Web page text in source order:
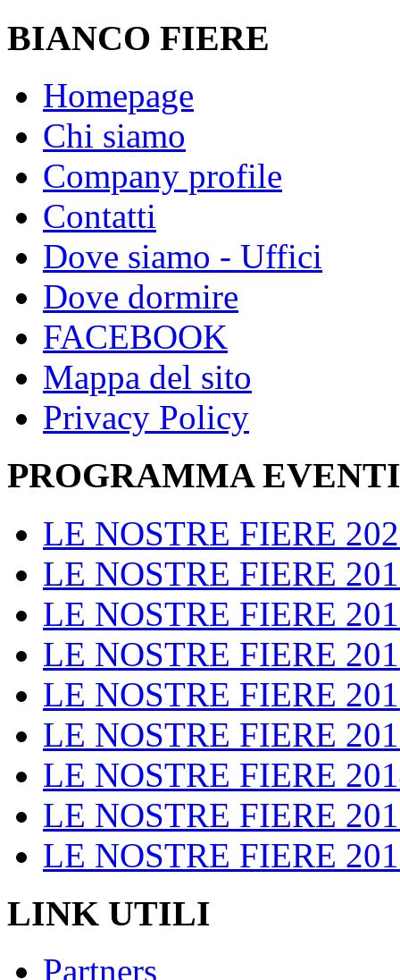
BIANCO FIERE
Homepage
Chi siamo
Company profile
Contatti
Dove siamo - Uffici
Dove dormire
FACEBOOK
Mappa del sito
Privacy Policy
PROGRAMMA EVENTI
LE NOSTRE FIERE
LE NOSTRE FIERE
LE NOSTRE FIERE
LE NOSTRE FIERE
LE NOSTRE FIERE
LE NOSTRE FIERE
LE NOSTRE FIERE
LE NOSTRE FIERE
LE NOSTRE FIERE
LINK UTILI
Partners